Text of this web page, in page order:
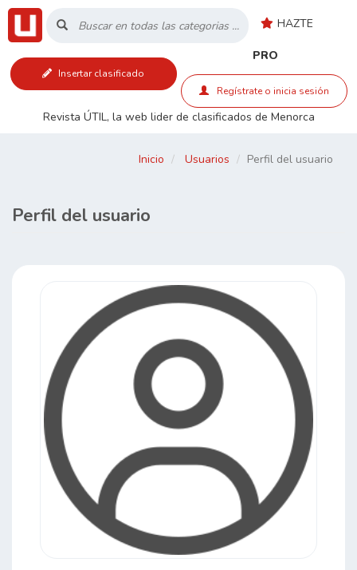
HAZTE
PRO
Insertar clasificado
Regístrate o inicia sesión
Revista ÚTIL, la web lider de clasificados de Menorca
Inicio
RSS
Inicio Usuarios Perfil del usuario
Perfil del usuario